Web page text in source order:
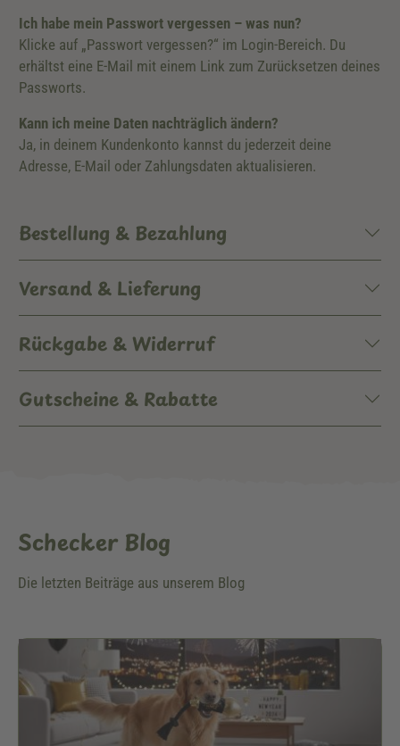
Ich habe mein Passwort vergessen – was nun?
Klicke auf „Passwort vergessen?“ im Login-Bereich. Du
erhältst eine E-Mail mit einem Link zum Zurücksetzen deines
Passworts.
Kann ich meine Daten nachträglich ändern?
Ja, in deinem Kundenkonto kannst du jederzeit deine
Adresse, E-Mail oder Zahlungsdaten aktualisieren.
Bestellung & Bezahlung
Versand & Lieferung
Rückgabe & Widerruf
Gutscheine & Rabatte
Schecker Blog
Die letzten Beiträge aus unserem Blog